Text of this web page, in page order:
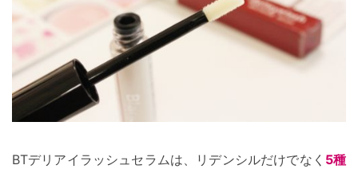
BTデリアイラッシュセラムは、リデンシルだけでなく 5種